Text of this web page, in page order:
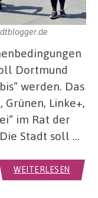
Dortmund
werden. Das
Grünen, Linke+,
im Rat der
Stadt soll …
WEITERLESEN